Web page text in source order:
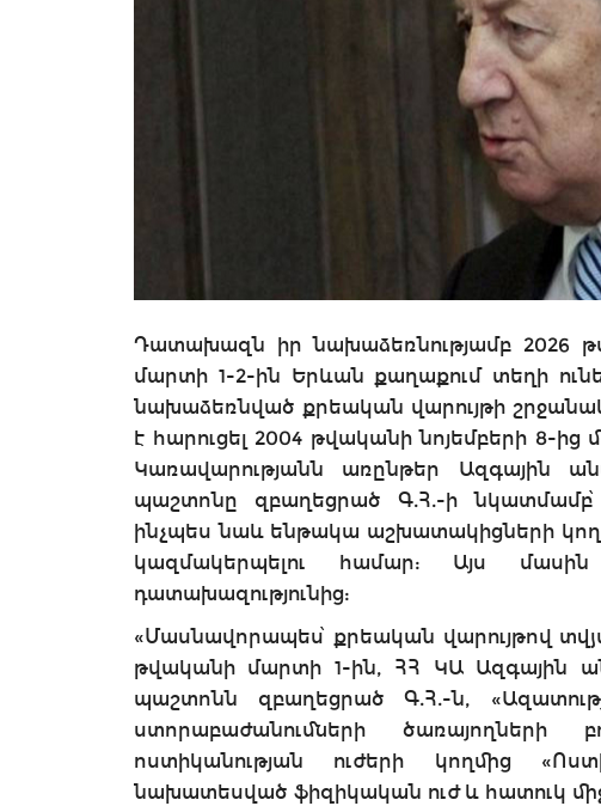
Դատախազն իր նախաձեռնությամբ 2026
մարտի 1-2-ին Երևան քաղաքում տեղի
նախաձեռնված քրեական վարույթի
է հարուցել 2004 թվականի նոյեմբերի 8-
Կառավարությանն առընթեր Ազգային
պաշտոնը զբաղեցրած Գ.Հ.-ի
ինչպես նաև ենթակա աշխատակիցների
կազմակերպելու համար: Այս
դատախազությունից:
«Մասնավորապես՝ քրեական վարույթով
թվականի մարտի 1-ին, ՀՀ ԿԱ Ազգային
պաշտոնն զբաղեցրած Գ.Հ.-ն,
ստորաբաժանումների ծառայողների
ոստիկանության ուժերի կողմից
նախատեսված ֆիզիկական ուժ և հատուկ